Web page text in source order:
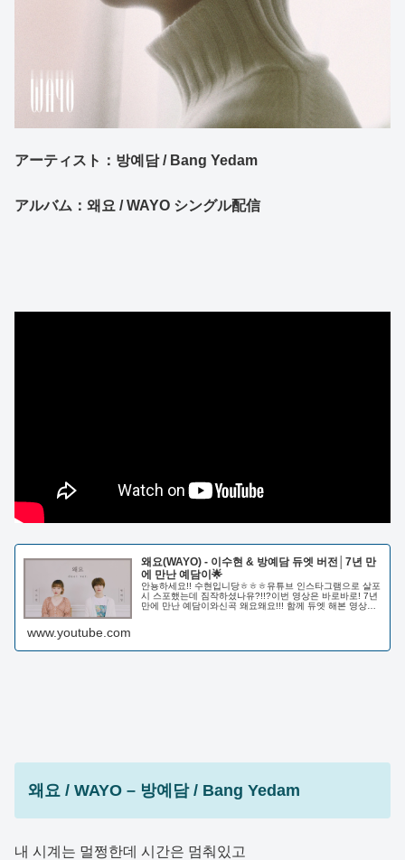
アーティスト：방예담 / Bang Yedam
アルバム：왜요 / WAYO シングル配信
왜요(WAYO) - 이수현 & 방예담 듀엣 버전│7년 만
에 만난 예담이🌟
안뇽하세요!! 수현입니당ㅎㅎㅎ유튜브 인스타그램으로 살포
시 스포했는데 짐작하셨나유?!!?이번 영상은 바로바로! 7년
만에 만난 예담이와신곡 왜요왜요!!! 함께 듀엣 해본 영상입
www.youtube.com
왜요 / WAYO – 방예담 / Bang Yedam
내 시계는 멀쩡한데 시간은 멈춰있고